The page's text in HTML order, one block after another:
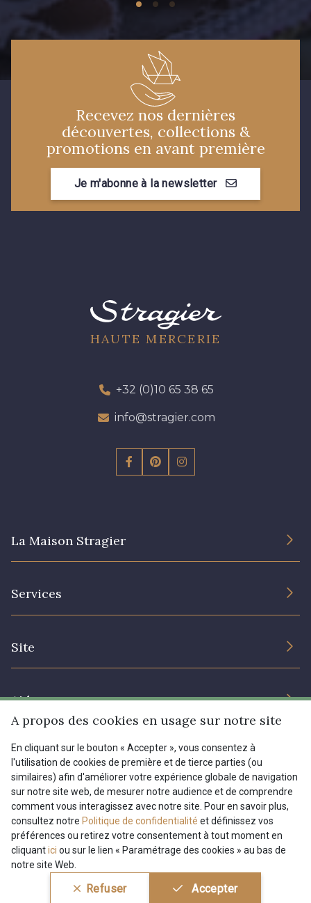
Recevez nos dernières
découvertes, collections &
promotions en avant première
Je m'abonne à la newsletter
HAUTE MERCERIE
+32 (0)10 65 38 65
info@stragier.com
La Maison Stragier
Services
Site
Prix réduits
Magazine
Aide
Livraison : France, Belgique, International
Retours & réclamations
FAQ - Questions fréquentes
Modes de paiements
Menu
Tous nos tissus
Magazine
FR EN
Conditions générales de vente
Politique de confidentialité
BE 0772 618 163
A propos des cookies en usage sur notre site
En cliquant sur le bouton « Accepter », vous consentez à
l'utilisation de cookies de première et de tierce parties (ou
similaires) afin d'améliorer votre expérience globale de navigation
sur notre site web, de mesurer notre audience et de comprendre
comment vous interagissez avec notre site. Pour en savoir plus,
consultez notre Politique de confidentialité et définissez vos
préférences ou retirez votre consentement à tout moment en
cliquantici ou sur le lien « Paramétrage des cookies » au bas de
notre site Web.
Refuser Accepter